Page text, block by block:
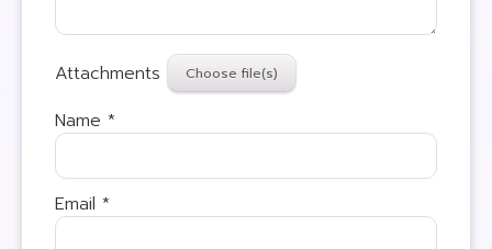
Attachments
Name *
Email *